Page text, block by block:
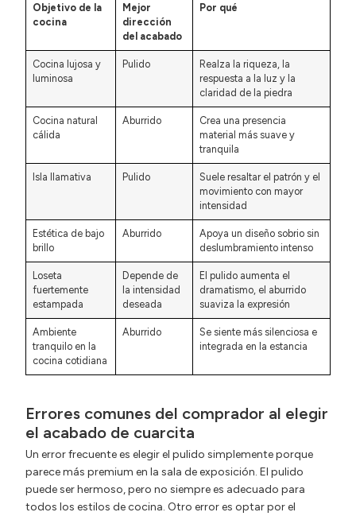
Objetivo de la
cocina
Mejor
dirección
del acabado
Por qué
Cocina lujosa y
luminosa
Pulido
Realza la riqueza, la
respuesta a la luz y la
claridad de la piedra
Cocina natural
cálida
Aburrido
Crea una presencia
material más suave y
tranquila
Isla llamativa Pulido
Suele resaltar el patrón y el
movimiento con mayor
intensidad
Estética de bajo
brillo
Aburrido
Apoya un diseño sobrio sin
deslumbramiento intenso
Loseta
fuertemente
estampada
Depende de
la intensidad
deseada
El pulido aumenta el
dramatismo, el aburrido
suaviza la expresión
Ambiente
tranquilo en la
cocina cotidiana
Aburrido
Se siente más silenciosa e
integrada en la estancia
Errores comunes del comprador al elegir
el acabado de cuarcita
Un error frecuente es elegir el pulido simplemente porque
parece más premium en la sala de exposición. El pulido
puede ser hermoso, pero no siempre es adecuado para
todos los estilos de cocina. Otro error es optar por el